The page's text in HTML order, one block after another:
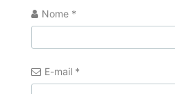
Nome *
E-mail *